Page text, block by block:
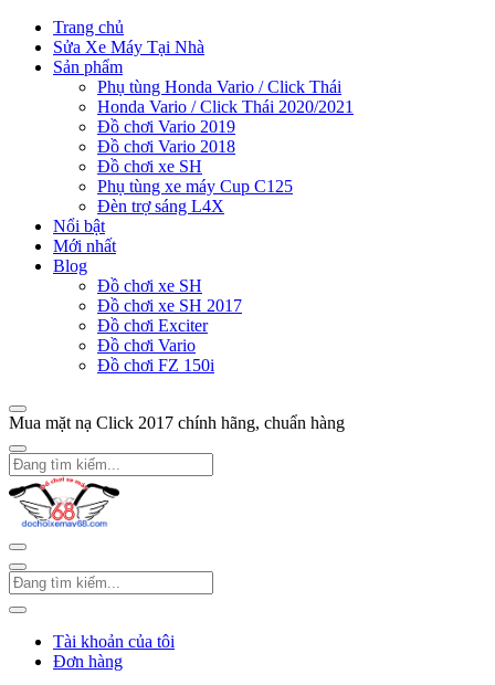
Trang chủ
Sửa Xe Máy Tại Nhà
Sản phẩm
Phụ tùng Honda Vario / Click Thái
Honda Vario / Click Thái 2020/2021
Đồ chơi Vario 2019
Đồ chơi Vario 2018
Đồ chơi xe SH
Phụ tùng xe máy Cup C125
Đèn trợ sáng L4X
Nổi bật
Mới nhất
Blog
Đồ chơi xe SH
Đồ chơi xe SH 2017
Đồ chơi Exciter
Đồ chơi Vario
Đồ chơi FZ 150i
Mua mặt nạ Click 2017 chính hãng, chuẩn hàng
Tài khoản của tôi
Đơn hàng